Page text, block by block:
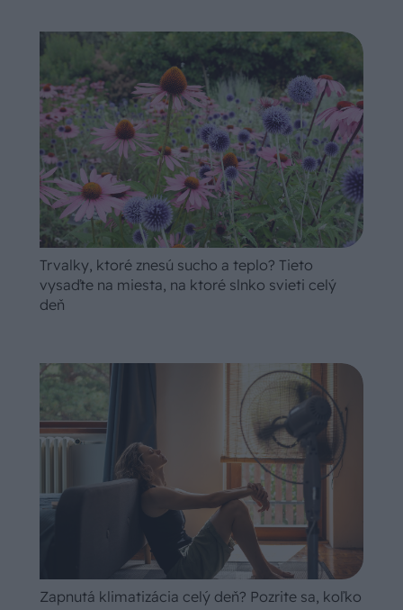
Trvalky, ktoré znesú sucho a teplo? Tieto
vysaďte na miesta, na ktoré slnko svieti celý
deň
Zapnutá klimatizácia celý deň? Pozrite sa, koľko